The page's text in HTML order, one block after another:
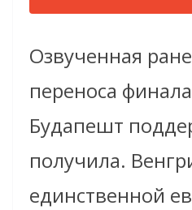
Озвученная
переноса
Будапешт
получила.
единственной